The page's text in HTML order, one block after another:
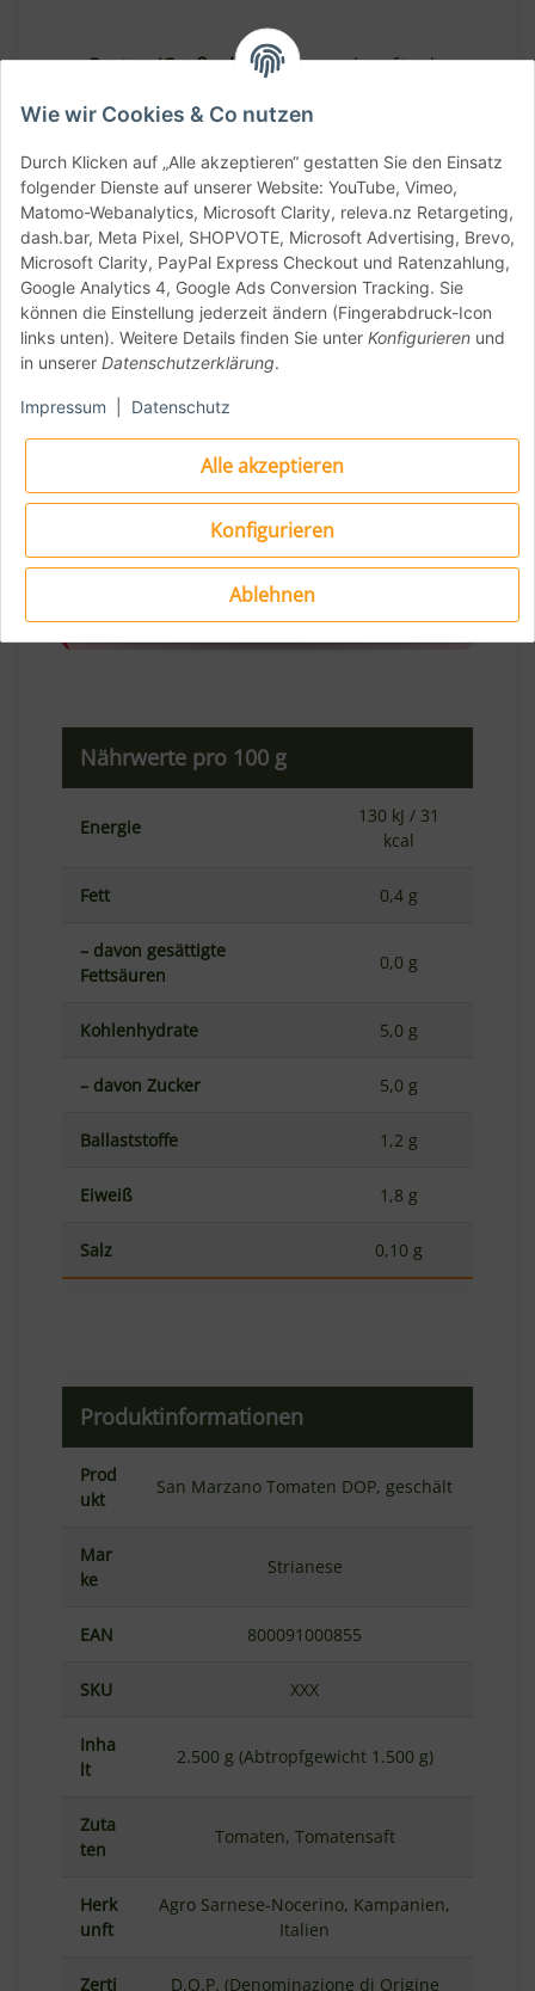
Alle akzeptieren
Konfigurieren
Ablehnen
Wie wir Cookies & Co nutzen
Durch Klicken auf „Alle akzeptieren“ gestatten Sie den Einsatz
folgender Dienste auf unserer Website: YouTube, Vimeo,
Matomo-Webanalytics, Microsoft Clarity, releva.nz Retargeting,
dash.bar, Meta Pixel, SHOPVOTE, Microsoft Advertising, Brevo,
Microsoft Clarity, PayPal Express Checkout und Ratenzahlung,
Google Analytics 4, Google Ads Conversion Tracking. Sie
können die Einstellung jederzeit ändern (Fingerabdruck-Icon
links unten). Weitere Details finden Sie unter Konfigurieren und
in unserer Datenschutzerklärung.
Impressum Datenschutz
Gastro-/Großgebinde– ausgelegt für den
Bedarf
Sparsamer im Vergleich zu Kleingebinden
– weniger Verpackung pro Kilo Tomate
Ideal für Pizzasauce in großen Mengen–
einmal pürieren, mehrere Portionen
abfüllen
Praktisch für Workshops &
Veranstaltungen– eine Dose statt
Zutaten
Zutaten:Tomaten, Tomatensaft
Laut Etikett keine allergenen
Nährwerte pro 100 g
Energie
130 kJ / 31
kcal
Fett 0,4 g
– davon gesättigte
Fettsäuren
0,0 g
Kohlenhydrate 5,0 g
– davon Zucker 5,0 g
Ballaststoffe 1,2 g
Eiweiß 1,8 g
Salz 0,10 g
Produktinformationen
Prod
ukt
San Marzano Tomaten DOP, geschält
Mar
ke
Strianese
EAN 800091000855
SKU XXX
Inha
lt
2.500 g (Abtropfgewicht 1.500 g)
Zuta
ten
Tomaten, Tomatensaft
Herk
unft
Agro Sarnese-Nocerino, Kampanien,
Italien
Zerti D.O.P. (Denominazione di Origine